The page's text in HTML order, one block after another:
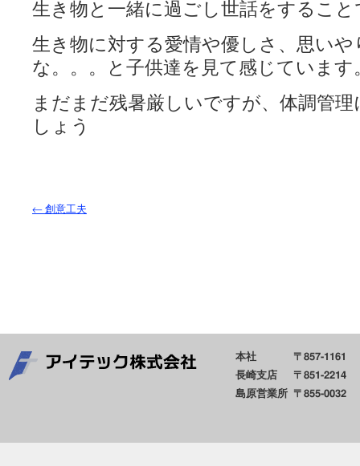
生き物と一緒に過ごし世話をすること
生き物に対する愛情や優しさ、思い
な。。。と子供達を見て感じています
まだまだ残暑厳しいですが、体調管
しょう
← 創意工夫
本社
〒857-1161
長崎支店
〒851-2214
島原営業所 〒855-0032